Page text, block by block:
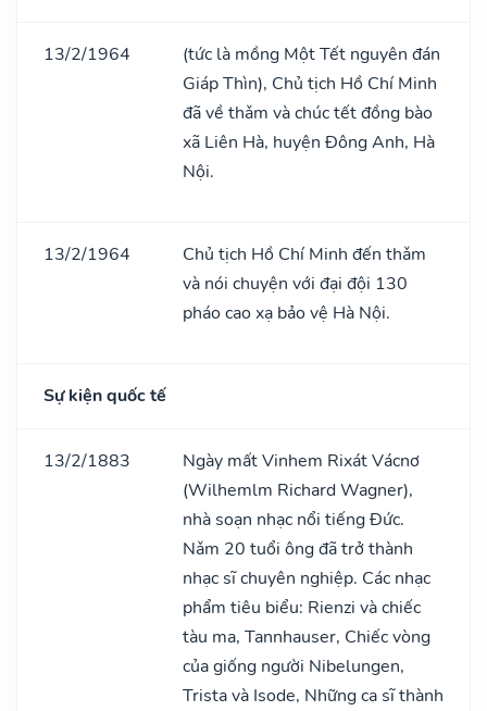
13/2/1964
(tức là mồng Một Tết nguyên đán
Giáp Thìn), Chủ tịch Hồ Chí Minh
đã về thǎm và chúc tết đồng bào
xã Liên Hà, huyện Đông Anh, Hà
Nội.
13/2/1964
Chủ tịch Hồ Chí Minh đến thǎm
và nói chuyện với đại đội 130
pháo cao xạ bảo vệ Hà Nội.
Sự kiện quốc tế
13/2/1883
Ngày mất Vinhem Rixát Vácnơ
(Wilhemlm Richard Wagner),
nhà soạn nhạc nổi tiếng Đức.
Nǎm 20 tuổi ông đã trở thành
nhạc sĩ chuyên nghiệp. Các nhạc
phẩm tiêu biểu: Rienzi và chiếc
tàu ma, Tannhauser, Chiếc vòng
của giống người Nibelungen,
Trista và Isode, Những ca sĩ thành